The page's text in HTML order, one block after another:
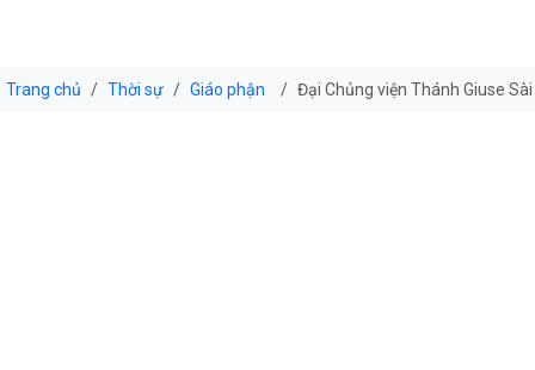
Trang chủ Thời sự Giáo phận Đại Chủng viện Thánh Giuse